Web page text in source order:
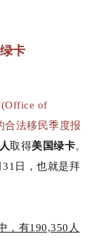
卡
of
合法移民季度报
取得美国绿卡。
日，也就是拜
，有190,350人